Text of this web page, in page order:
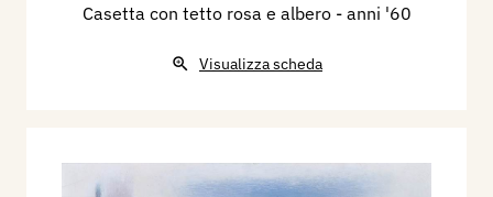
Casetta con tetto rosa e albero - anni '60
Visualizza scheda